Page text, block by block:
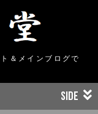
＆メインブログで
SIDE